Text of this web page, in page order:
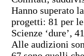
Hanno superato
progetti: 81 per
Scienze ‘dure’,
Alle audizioni